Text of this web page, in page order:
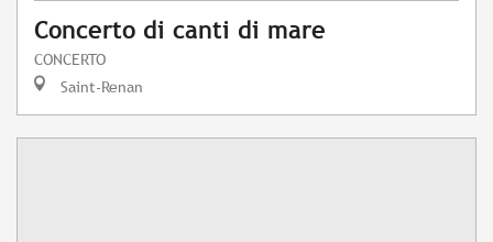
Concerto di canti di mare
CONCERTO
Saint-Renan